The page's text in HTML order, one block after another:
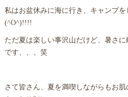
私はお盆休みに海に行き、キャンプ
(^O^)!!!!
ただ夏は楽しい事沢山だけど、暑さ
です、、、笑
さて皆さん、夏を満喫しながらもお